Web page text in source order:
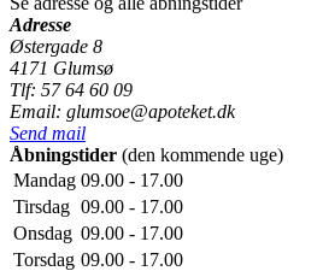
Adresse
Østergade 8
4171 Glumsø
Tlf: 57 64 60 09
Email: glumsoe@apoteket.dk
Send mail
Åbningstider (den kommende uge)
Mandag 09.00 - 17.00
Tirsdag 09.00 - 17.00
Onsdag 09.00 - 17.00
Torsdag 09.00 - 17.00